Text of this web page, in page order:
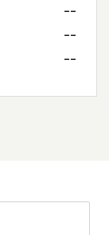
--
--
--